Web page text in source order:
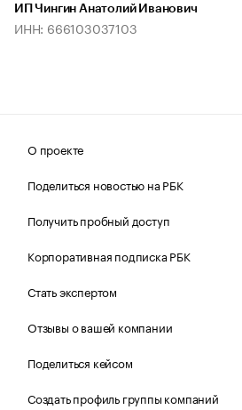
ИП Чингин Анатолий Иванович
ИНН: 666103037103
О проекте
Поделиться новостью на РБК
Получить пробный доступ
Корпоративная подписка РБК
Стать экспертом
Отзывы о вашей компании
Поделиться кейсом
Создать профиль группы компаний